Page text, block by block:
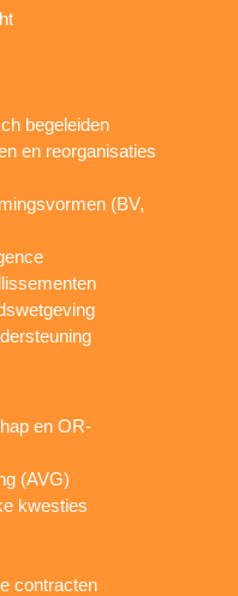
begeleiden
en reorganisaties
(BV,
en OR-
(AVG)
kwesties
contracten